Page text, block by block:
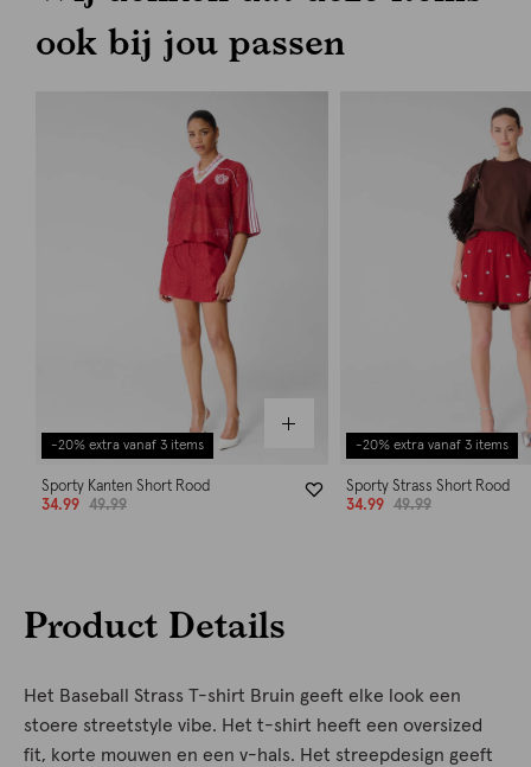
ook bij jou passen
-20% extra vanaf 3 items
Sporty Kanten Short Rood
34.99
49.99
-20% extra vanaf 3 items
Sporty Strass Short Rood
34.99
49.99
Product Details
Het Baseball Strass T-shirt Bruin geeft elke look een
stoere streetstyle vibe. Het t-shirt heeft een oversized
fit, korte mouwen en een v-hals. Het streepdesign geeft